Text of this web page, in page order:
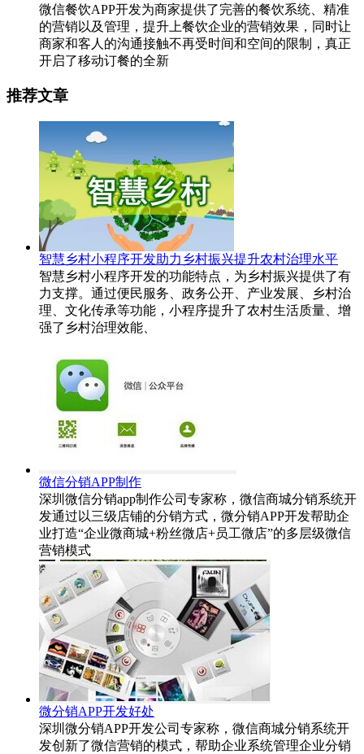
微信餐饮APP开发为商家提供了完善的餐饮系统、精准
的营销以及管理，提升上餐饮企业的营销效果，同时让
商家和客人的沟通接触不再受时间和空间的限制，真正
开启了移动订餐的全新
推荐文章
智慧乡村小程序开发助力乡村振兴提升农村治理水平
智慧乡村小程序开发的功能特点，为乡村振兴提供了有
力支撑。通过便民服务、政务公开、产业发展、乡村治
理、文化传承等功能，小程序提升了农村生活质量、增
强了乡村治理效能、
微信分销APP制作
深圳微信分销app制作公司专家称，微信商城分销系统开
发通过以三级店铺的分销方式，微分销APP开发帮助企
业打造“企业微商城+粉丝微店+员工微店”的多层级微信
营销模式
微分销APP开发好处
深圳微分销APP开发公司专家称，微信商城分销系统开
发创新了微信营销的模式，帮助企业系统管理企业分销